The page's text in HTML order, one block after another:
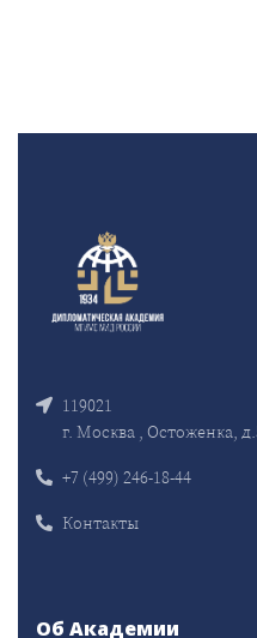
119021
г. Москва , Остоженка,
+7 (499) 246-18-44
Контакты
Об Академии